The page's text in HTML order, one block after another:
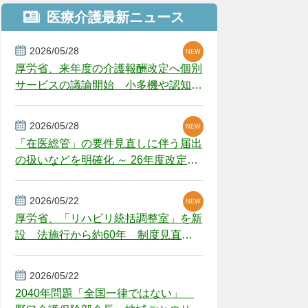
医療介護最新ニュース
2026/05/28
厚労省、来年度の介護報酬改定へ個別
サービスの議論開始 小多機や認知症
NEW
NEW
NEW
2026/05/28
「在医総管」の要件見直しに伴う届出
の扱いなどを明確化 ～ 26年度改定疑
NEW
NEW
2026/05/22
厚労省、「リハビリ統括調整室」を新
設 法施行から約60年 制度見直し
NEW
2026/05/22
2040年問題「全国一律ではない」